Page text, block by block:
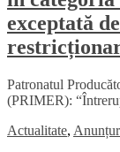
exceptată
Patronatul
(PRIMER):
Actualitate,